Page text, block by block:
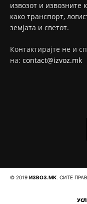
извозот и извозните
како транспорт,
земјата и светот.
Контактирајте не и
на: contact@izvoz.mk
© 2019 ИЗВОЗ.МК. СИТЕ